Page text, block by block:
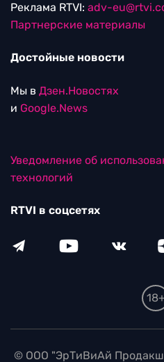
Реклама RTVI: adv-
Партнерские материалы
Достойные новости
Мы в Дзен.Новостях
и Google.News
Уведомление об
технологий
RTVI в соцсетях
© ООО "ЭрТиВиАй